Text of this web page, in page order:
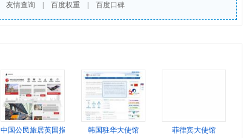
友情查询 百度权重 百度口碑
中国公民旅居英国指南 韩国驻华大使馆 菲律宾大使馆